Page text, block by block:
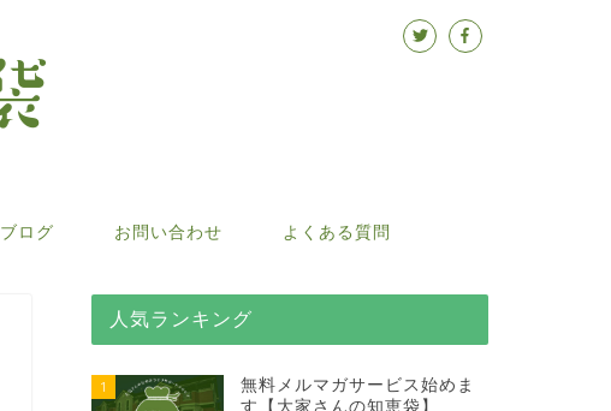
ブログ お問い合わせ よくある質問
人気ランキング
1
無料メルマガサービス始めま
す【大家さんの知恵袋】